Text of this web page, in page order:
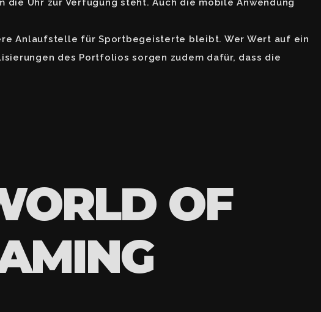
Uhr zur Verfügung steht. Auch die mobile Anwendung
Anlaufstelle für Sportbegeisterte bleibt. Wer Wert auf ein
des Portfolios sorgen zudem dafür, dass die
OF